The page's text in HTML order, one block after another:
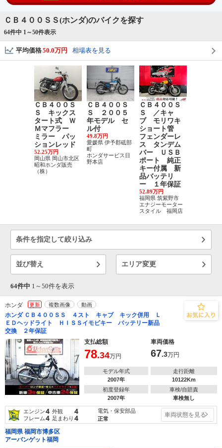
ＣＢ４００ＳＳ(ホンダ)のバイクを探す
64件中 1～50件表示
平均価格50.0万円 相場表を見る
ＣＢ４００Ｓ
Ｓ キックス
タート式 Ｗ
Ｍマフラー
ミラー パッ
ションレッド
52.25万円
岡山県 岡山市北区
昭和ホンダ販売
（株）
ＣＢ４００Ｓ
Ｓ ２００５
年モデル セ
ル付
49.8万円
愛媛県 伊予郡砥部
町
ホンダサービス日
野本店
ＣＢ４００Ｓ
Ｓ ／キャ
ブ モリワキ
ショート管
フェンダーレ
ス タンデム
バー ＵＳＢ
ポート 純正
キー付属 新
品バッテリ
ー １年保証
52.89万円
福岡県 筑紫野市
エナジーモーター
スタイル 福岡店
条件を指定して絞り込み
並び替え エリア変更
64件中 1～ 50件を表示
ホンダ 更新 複数画像 動画
ホンダ ＣＢ４００ＳＳ ４スト キャブ キック併用 Ｌ
ＥＤヘッドライト ＨＩＳＳイモビキー バッテリー新品
交換 ２年保証
支払総額
車両価格
78.34万円 67.3万円
モデル年式
2007年
走行距離
10122Km
初度登録年
2007年
車検/自賠責
車検無し
エンジン4 外観 4
フレーム4 足まわり 4
電気・保安部品
正常
車両状態を見る
福岡県 福岡市博多区
アーバンゲット福岡